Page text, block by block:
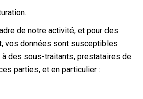
de notre activité, et pour des
vos données sont susceptibles
à des sous-traitants, prestataires de
parties, et en particulier :